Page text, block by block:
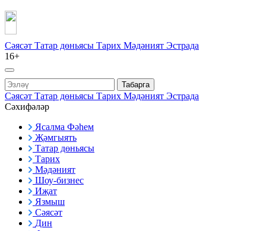
Сәясәт Татар дөньясы Тарих Мәдәният Эстрада
16+
Табарга
Сәясәт Татар дөньясы Тарих Мәдәният Эстрада
Сәхифәләр
Ясалма Фәһем
Җәмгыять
Татар дөньясы
Тарих
Мәдәният
Шоу-бизнес
Иҗат
Язмыш
Сәясәт
Дин